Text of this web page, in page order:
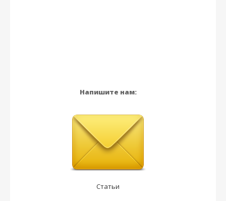
Напишите нам:
Статьи